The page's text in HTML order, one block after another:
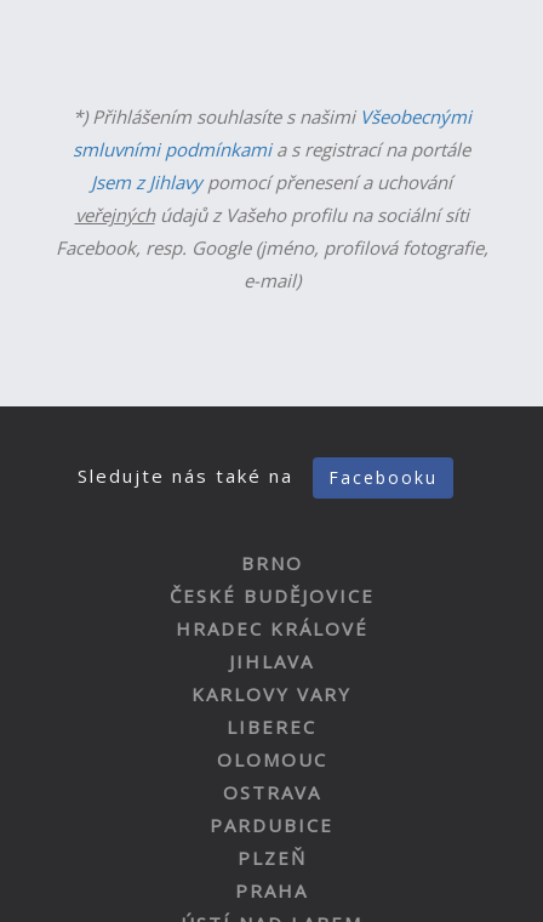
*) Přihlášením souhlasíte s našimi Všeobecnými
smluvními podmínkamia s registrací na portále
Jsem z Jihlavypomocí přenesení a uchování
veřejnýchúdajů z Vašeho profilu na sociální síti
Facebook, resp. Google (jméno, profilová fotografie,
e-mail)
Sledujte nás také na Facebooku
BRNO
ČESKÉ BUDĚJOVICE
HRADEC KRÁLOVÉ
JIHLAVA
KARLOVY VARY
LIBEREC
OLOMOUC
OSTRAVA
PARDUBICE
PLZEŇ
PRAHA